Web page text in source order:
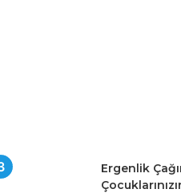
Ergenlik